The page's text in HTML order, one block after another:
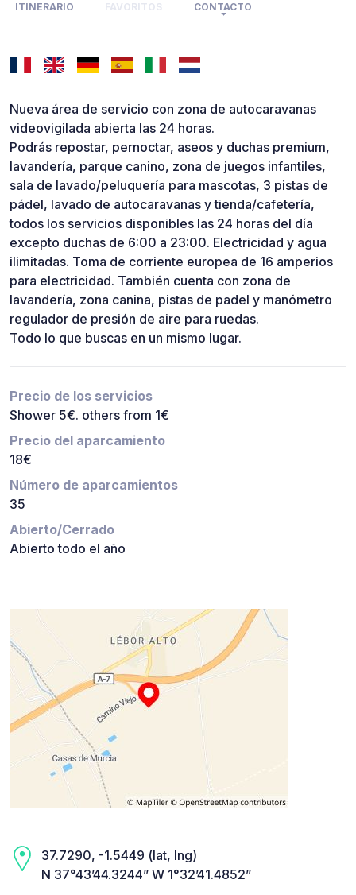
ITINERARIO FAVORITOS CONTACTO
Nueva área de servicio con zona de autocaravanas
videovigilada abierta las 24 horas.
Podrás repostar, pernoctar, aseos y duchas premium,
lavandería, parque canino, zona de juegos infantiles,
sala de lavado/peluquería para mascotas, 3 pistas de
pádel, lavado de autocaravanas y tienda/cafetería,
todos los servicios disponibles las 24 horas del día
excepto duchas de 6:00 a 23:00. Electricidad y agua
ilimitadas. Toma de corriente europea de 16 amperios
para electricidad. También cuenta con zona de
lavandería, zona canina, pistas de padel y manómetro
regulador de presión de aire para ruedas.
Todo lo que buscas en un mismo lugar.
Precio de los servicios
Shower 5€. others from 1€
Precio del aparcamiento
18€
Número de aparcamientos
35
Abierto/Cerrado
Abierto todo el año
37.7290, -1.5449 (lat, lng)
N 37°43’44.3244” W 1°32’41.4852”